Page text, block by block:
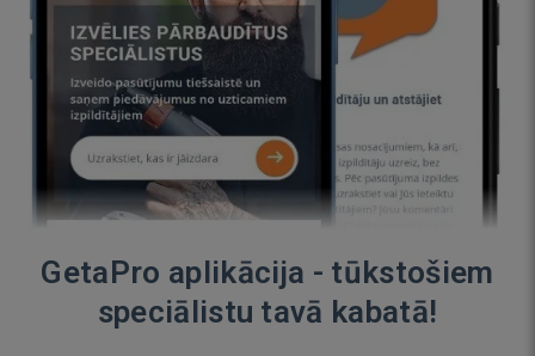
GetaPro aplikācija - tūkstošiem
speciālistu tavā kabatā!